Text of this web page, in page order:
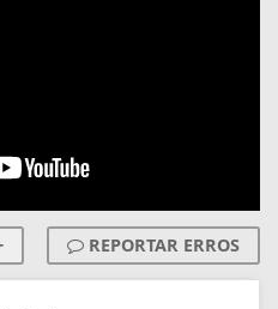
REPORTAR ERROS